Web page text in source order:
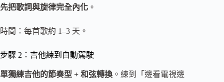
先把歌詞與旋律完全內化 。
時間：每首歌約 1–3 天。
步驟 2：吉他練到自動駕駛
單獨練吉他的節奏型 + 和弦轉換 。練到「邊看電視邊